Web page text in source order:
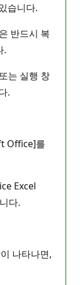
습니다.
반드시 복
.
는 실행 창
.
Office]를
Excel
다.
나타나면,